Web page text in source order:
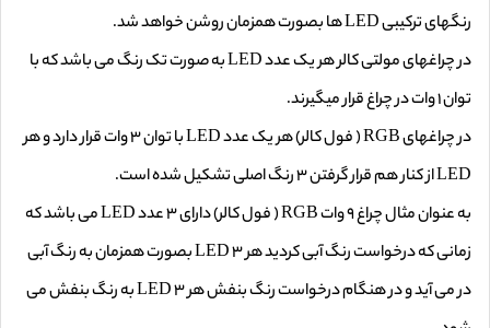
رنگهای ترکیبی LED ها بصورت همزمان روشن خواهد شد.
در چراغهای مولتی کالر هر یک عدد LED به صورت تک رنگ می باشد که با
توان ۱ وات در چراغ قرار میگیرند.
در چراغهای RGB ( فول کالر) هر یک عدد LED با توان ۳ وات قرار دارد و هر
LED از کنار هم قرار گرفتن ۳ رنگ اصلی تشکیل شده است.
به عنوان مثال چراغ ۹ وات RGB ( فول کالر) دارای ۳ عدد LED می باشد که
زمانی که درخواست رنگ آبی کردید هر ۳ LED بصورت همزمان به رنگ آبی
در می آید و در هنگام درخواست رنگ بنفش هر ۳ LED به رنگ بنفش می